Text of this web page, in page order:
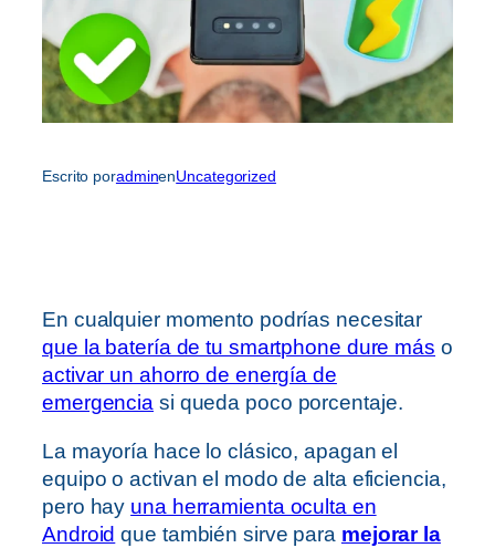
Escrito poradminenUncategorized
En cualquier momento podrías necesitar
que la batería de tu smartphone dure más o
activar un ahorro de energía de
emergencia si queda poco porcentaje.
La mayoría hace lo clásico, apagan el
equipo o activan el modo de alta eficiencia,
pero hay una herramienta oculta en
Android que también sirve para mejorar la